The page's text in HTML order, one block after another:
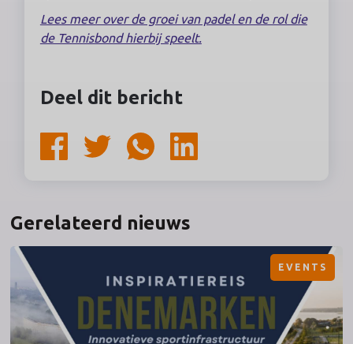
Lees meer over de groei van padel en de rol die
de Tennisbond hierbij speelt.
Deel dit bericht
Gerelateerd nieuws
EVENTS